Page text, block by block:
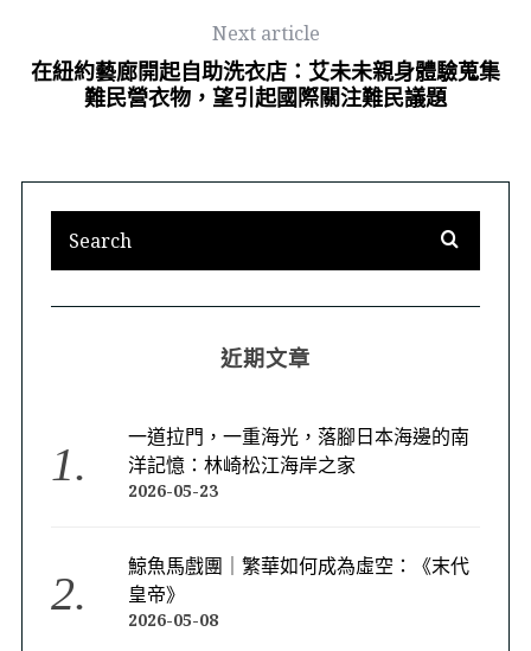
Next article
在紐約藝廊開起自助洗衣店：艾未未親身體驗蒐集
難民營衣物，望引起國際關注難民議題
近期文章
一道拉門，一重海光，落腳日本海邊的南
洋記憶：林崎松江海岸之家
2026-05-23
鯨魚馬戲團｜繁華如何成為虛空：《末代
皇帝》
2026-05-08